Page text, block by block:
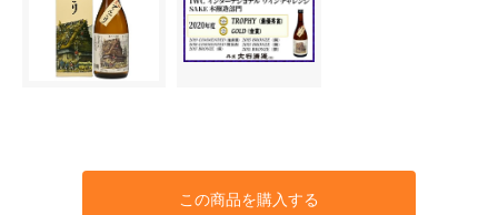
この商品を購入する